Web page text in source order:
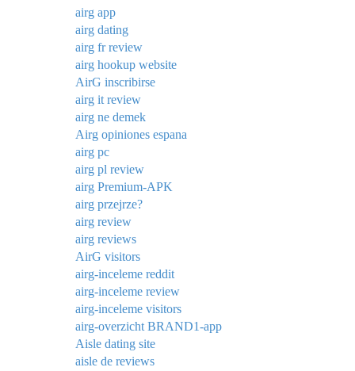
airg app
airg dating
airg fr review
airg hookup website
AirG inscribirse
airg it review
airg ne demek
Airg opiniones espana
airg pc
airg pl review
airg Premium-APK
airg przejrze?
airg review
airg reviews
AirG visitors
airg-inceleme reddit
airg-inceleme review
airg-inceleme visitors
airg-overzicht BRAND1-app
Aisle dating site
aisle de reviews